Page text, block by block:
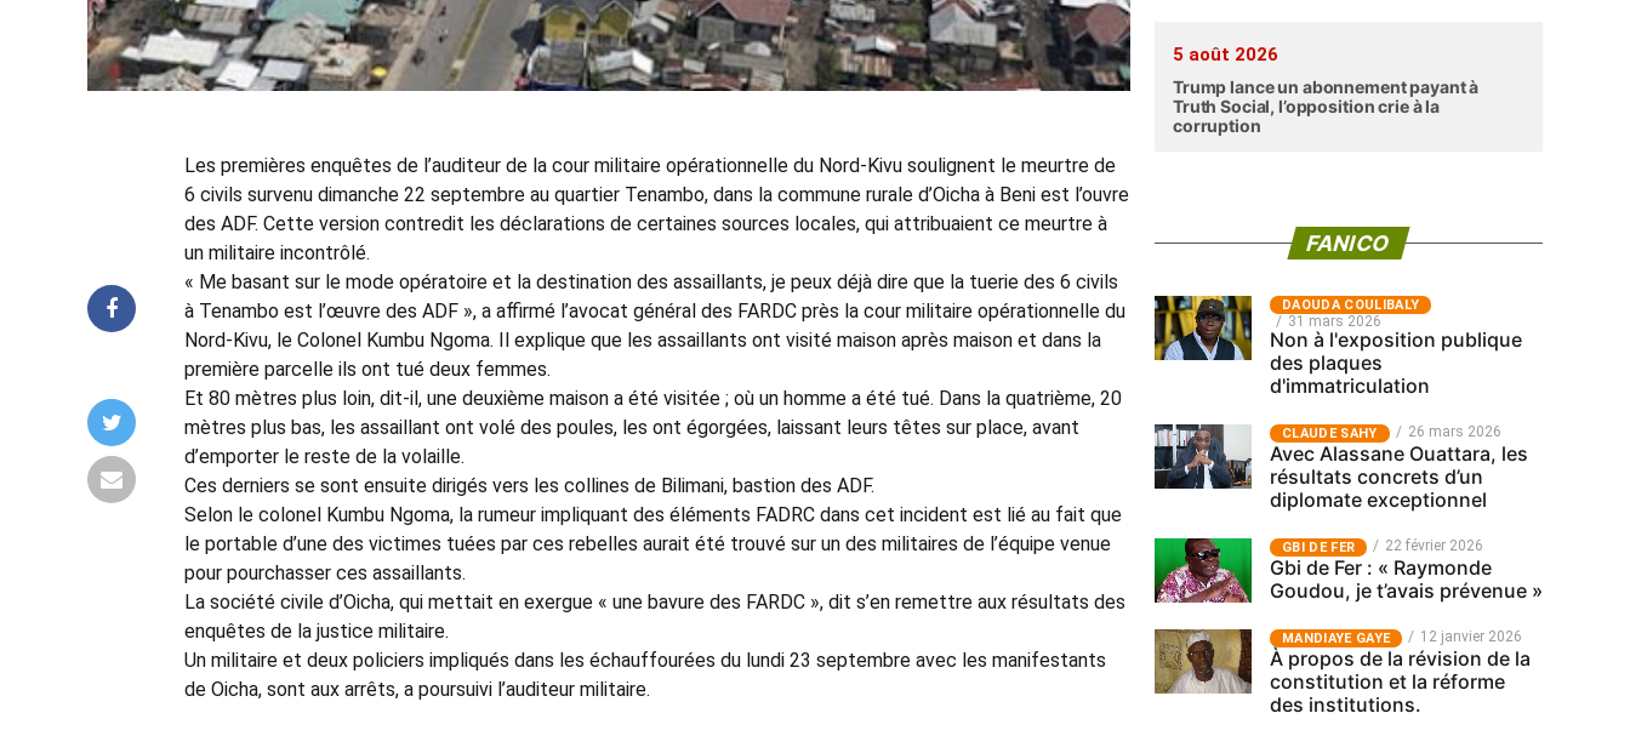
Les premières enquêtes de l’auditeur de la cour militaire opérationnelle du Nord-Kivu soulignent le meurtre de
6 civils survenu dimanche 22 septembre au quartier Tenambo, dans la commune rurale d’Oicha à Beni est l’ouvre
des ADF. Cette version contredit les déclarations de certaines sources locales, qui attribuaient ce meurtre à
un militaire incontrôlé.
« Me basant sur le mode opératoire et la destination des assaillants, je peux déjà dire que la tuerie des 6 civils
à Tenambo est l’œuvre des ADF », a affirmé l’avocat général des FARDC près la cour militaire opérationnelle du
Nord-Kivu, le Colonel Kumbu Ngoma. Il explique que les assaillants ont visité maison après maison et dans la
première parcelle ils ont tué deux femmes.
Et 80 mètres plus loin, dit-il, une deuxième maison a été visitée ; où un homme a été tué. Dans la quatrième, 20
mètres plus bas, les assaillant ont volé des poules, les ont égorgées, laissant leurs têtes sur place, avant
d’emporter le reste de la volaille.
Ces derniers se sont ensuite dirigés vers les collines de Bilimani, bastion des ADF.
Selon le colonel Kumbu Ngoma, la rumeur impliquant des éléments FADRC dans cet incident est lié au fait que
le portable d’une des victimes tuées par ces rebelles aurait été trouvé sur un des militaires de l’équipe venue
pour pourchasser ces assaillants.
La société civile d’Oicha, qui mettait en exergue « une bavure des FARDC », dit s’en remettre aux résultats des
enquêtes de la justice militaire.
Un militaire et deux policiers impliqués dans les échauffourées du lundi 23 septembre avec les manifestants
de Oicha, sont aux arrêts, a poursuivi l’auditeur militaire.
5 août 2026
Trump lance un abonnement payant à
Truth Social, l’opposition crie à la
corruption
FANICO
‎DAOUDA COULIBALY
31 mars 2026
Non à l'exposition publique
des plaques
d'immatriculation
CLAUDE SAHY 26 mars 2026
Avec Alassane Ouattara, les
résultats concrets d’un
diplomate exceptionnel
GBI DE FER 22 février 2026
Gbi de Fer : « Raymonde
Goudou, je t’avais prévenue »
MANDIAYE GAYE 12 janvier 2026
À propos de la révision de la
constitution et la réforme
des institutions.